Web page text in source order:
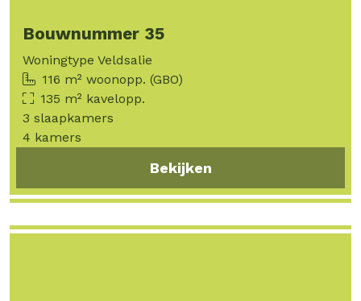
Bouwnummer 35
Woningtype Veldsalie
116 m² woonopp. (GBO)
135 m² kavelopp.
3 slaapkamers
4 kamers
Bekijken